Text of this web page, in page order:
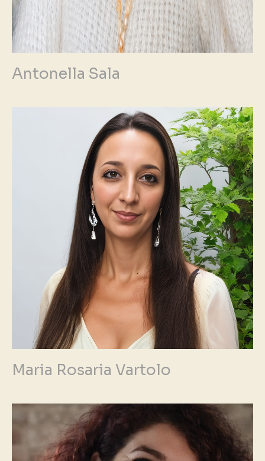
Antonella Sala
Maria Rosaria Vartolo